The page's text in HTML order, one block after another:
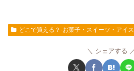
どこで買える？-お菓子・スイーツ・アイス
シェアする